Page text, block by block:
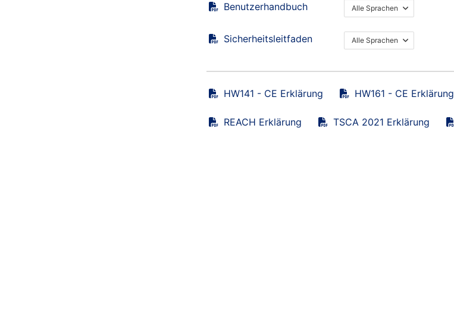
Benutzerhandbuch Alle Sprachen
Sicherheitsleitfaden Alle Sprachen
HW141 - CE Erklärung HW161 - CE Erklärung
REACH Erklärung TSCA 2021 Erklärung